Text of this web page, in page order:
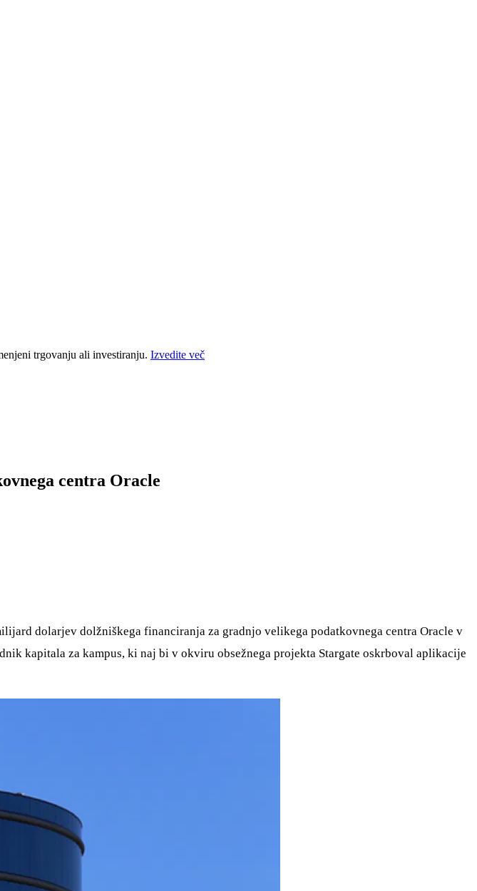
trgovanju ali investiranju. Izvedite več
centra Oracle
dolarjev dolžniškega financiranja za gradnjo velikega podatkovnega centra Oracle v
kapitala za kampus, ki naj bi v okviru obsežnega projekta Stargate oskrboval aplikacije